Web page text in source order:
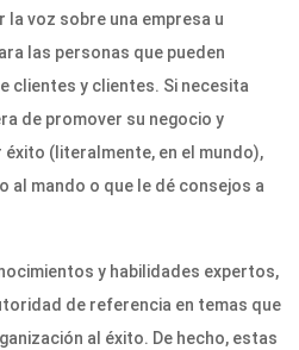
voz sobre una empresa u
las personas que pueden
clientes y clientes. Si necesita
de promover su negocio y
(literalmente, en el mundo),
al mando o que le dé consejos a
y habilidades expertos,
de referencia en temas que
al éxito. De hecho, estas